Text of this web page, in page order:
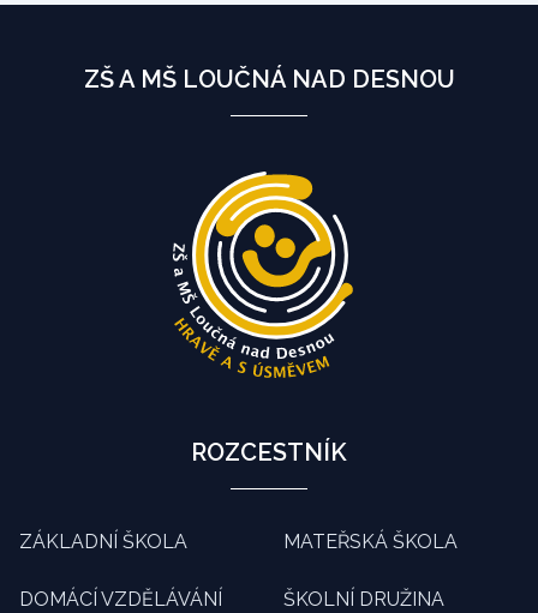
ZŠ A MŠ LOUČNÁ NAD DESNOU
ROZCESTNÍK
ZÁKLADNÍ ŠKOLA MATEŘSKÁ ŠKOLA
DOMÁCÍ VZDĚLÁVÁNÍ ŠKOLNÍ DRUŽINA